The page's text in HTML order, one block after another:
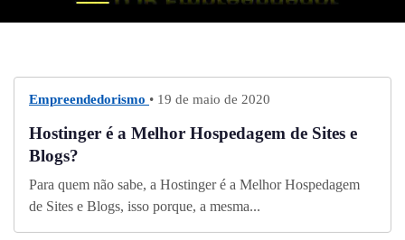
Empreendedorismo • 19 de maio de 2020
Hostinger é a Melhor Hospedagem de Sites e
Blogs?
Para quem não sabe, a Hostinger é a Melhor Hospedagem
de Sites e Blogs, isso porque, a mesma...